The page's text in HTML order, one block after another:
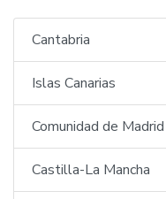
Cantabria
Islas Canarias
Comunidad de Madrid
Castilla-La Mancha